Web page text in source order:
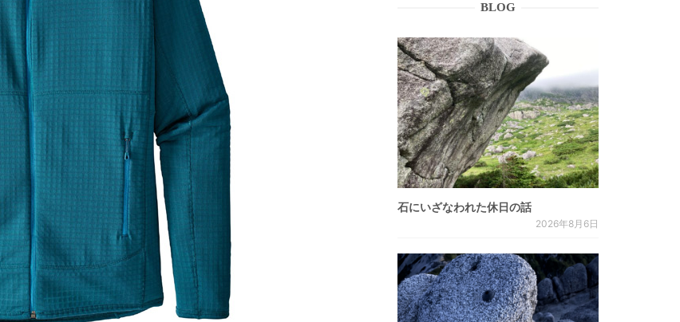
BLOG
石にいざなわれた休日の話
2026年8月6日